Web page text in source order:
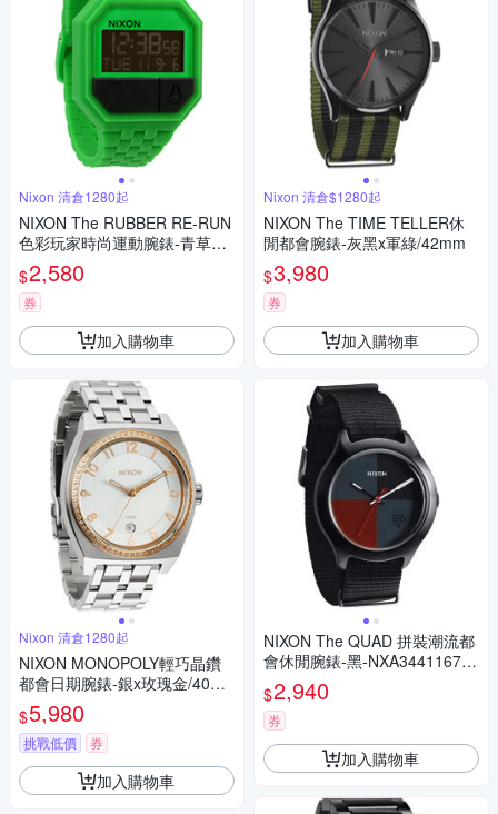
Nixon 清倉1280起
NIXON The RUBBER RE-RUN
色彩玩家時尚運動腕錶-青草綠/
38mm
$2,580
券
加入購物車
Nixon 清倉1280起
NIXON MONOPOLY輕巧晶鑽
都會日期腕錶-銀x玫瑰金/40m
m
$5,980
挑戰低價 券
加入購物車
Nixon 清倉$1280起
NIXON The TIME TELLER休
閒都會腕錶-灰黑x軍綠/42mm
$3,980
券
加入購物車
NIXON The QUAD 拼裝潮流都
會休閒腕錶-黑-NXA3441167-3
9mm
$2,940
券
加入購物車